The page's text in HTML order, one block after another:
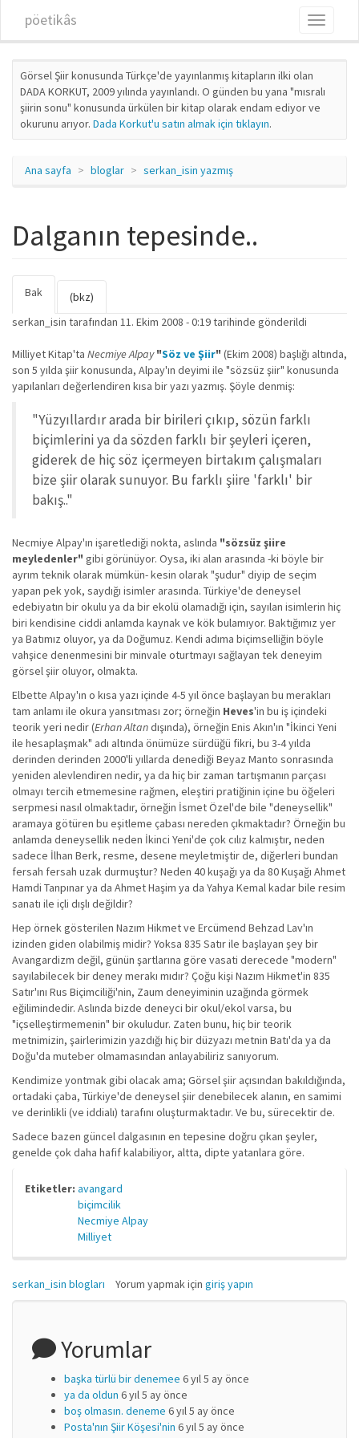
pöetikâs
Toggle
Görsel Şiir konusunda Türkçe'de yayınlanmış kitapların ilki olan
DADA KORKUT, 2009 yılında yayınlandı. O günden bu yana "mısralı
şiirin sonu" konusunda ürkülen bir kitap olarak endam ediyor ve
okurunu arıyor. Dada Korkut'u satın almak için tıklayın.
Ana sayfa bloglar serkan_isin yazmış
Dalganın tepesinde..
Birincil sekmeler
Bak
sekme)
(bkz)
serkan_isin tarafından 11. Ekim 2008 - 0:19 tarihinde gönderildi
Milliyet Kitap'ta Necmiye Alpay "Söz ve Şiir" (Ekim 2008) başlığı altında,
son 5 yılda şiir konusunda, Alpay'ın deyimi ile "sözsüz şiir" konusunda
yapılanları değerlendiren kısa bir yazı yazmış. Şöyle denmiş:
"Yüzyıllardır arada bir birileri çıkıp, sözün farklı
biçimlerini ya da sözden farklı bir şeyleri içeren,
giderek de hiç söz içermeyen birtakım çalışmaları
bize şiir olarak sunuyor. Bu farklı şiire 'farklı' bir
bakış.."
Necmiye Alpay'ın işaretlediği nokta, aslında "sözsüz şiire
meyledenler" gibi görünüyor. Oysa, iki alan arasında -ki böyle bir
ayrım teknik olarak mümkün- kesin olarak "şudur" diyip de seçim
yapan pek yok, saydığı isimler arasında. Türkiye'de deneysel
edebiyatın bir okulu ya da bir ekolü olamadığı için, sayılan isimlerin hiç
biri kendisine ciddi anlamda kaynak ve kök bulamıyor. Baktığımız yer
ya Batımız oluyor, ya da Doğumuz. Kendi adıma biçimselliğin böyle
vahşice denenmesini bir minvale oturtmayı sağlayan tek deneyim
görsel şiir oluyor, olmakta.
Elbette Alpay'ın o kısa yazı içinde 4-5 yıl önce başlayan bu merakları
tam anlamı ile okura yansıtması zor; örneğin Heves'in bu iş içindeki
teorik yeri nedir (Erhan Altandışında), örneğin Enis Akın'ın "İkinci Yeni
ile hesaplaşmak" adı altında önümüze sürdüğü fikri, bu 3-4 yılda
derinden derinden 2000'li yıllarda denediği Beyaz Manto sonrasında
yeniden alevlendiren nedir, ya da hiç bir zaman tartışmanın parçası
olmayı tercih etmemesine rağmen, eleştiri pratiğinin içine bu öğeleri
serpmesi nasıl olmaktadır, örneğin İsmet Özel'de bile "deneysellik"
aramaya götüren bu eşitleme çabası nereden çıkmaktadır? Örneğin bu
anlamda deneysellik neden İkinci Yeni'de çok cılız kalmıştır, neden
sadece İlhan Berk, resme, desene meyletmiştir de, diğerleri bundan
fersah fersah uzak durmuştur? Neden 40 kuşağı ya da 80 Kuşağı Ahmet
Hamdi Tanpınar ya da Ahmet Haşim ya da Yahya Kemal kadar bile resim
sanatı ile içli dışlı değildir?
Hep örnek gösterilen Nazım Hikmet ve Ercümend Behzad Lav'ın
izinden giden olabilmiş midir? Yoksa 835 Satır ile başlayan şey bir
Avangardizm değil, günün şartlarına göre vasati derecede "modern"
sayılabilecek bir deney merakı mıdır? Çoğu kişi Nazım Hikmet'in 835
Satır'ını Rus Biçimciliği'nin, Zaum deneyiminin uzağında görmek
eğilimindedir. Aslında bizde deneyci bir okul/ekol varsa, bu
"içselleştirmemenin" bir okuludur. Zaten bunu, hiç bir teorik
metnimizin, şairlerimizin yazdığı hiç bir düzyazı metnin Batı'da ya da
Doğu'da muteber olmamasından anlayabiliriz sanıyorum.
Kendimize yontmak gibi olacak ama; Görsel şiir açısından bakıldığında,
ortadaki çaba, Türkiye'de deneysel şiir denebilecek alanın, en samimi
ve derinlikli (ve iddialı) tarafını oluşturmaktadır. Ve bu, sürecektir de.
Sadece bazen güncel dalgasının en tepesine doğru çıkan şeyler,
genelde çok daha hafif kalabiliyor, altta, dipte yatanlara göre.
Etiketler: avangard
biçimcilik
Necmiye Alpay
Milliyet
serkan_isin blogları Yorum yapmak için giriş yapın
Yorumlar
başka türlü bir denemee 6 yıl 5 ay önce
ya da oldun 6 yıl 5 ay önce
boş olmasın. deneme 6 yıl 5 ay önce
Posta'nın Şiir Köşesi'nin 6 yıl 5 ay önce